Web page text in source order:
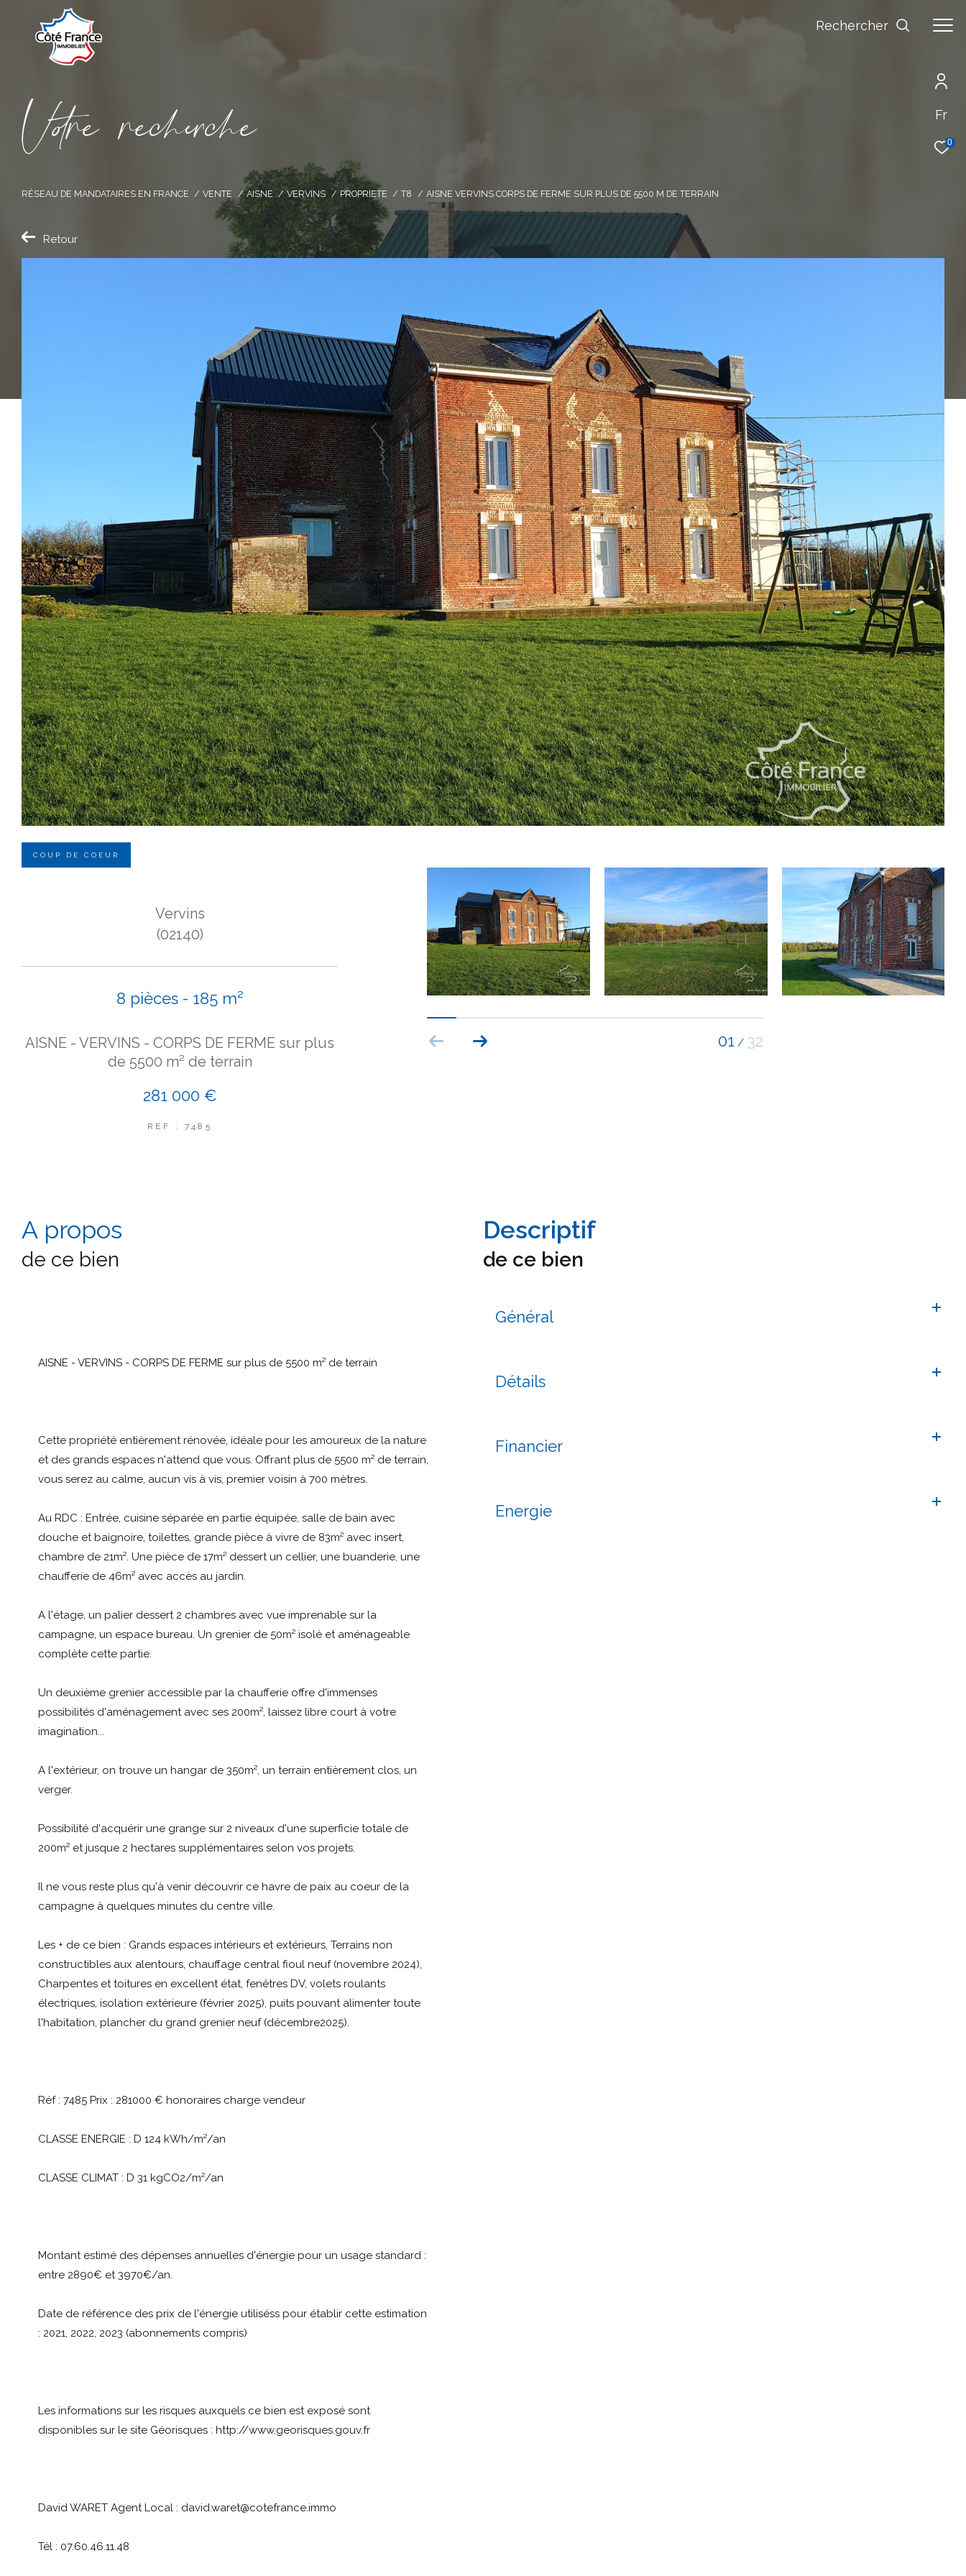
Fr
0
Rechercher
Vore recece
RÉSEAU DE MANDATAIRES EN FRANCE VENTE AISNE VERVINS PROPRIETE T8 AISNE VERVINS CORPS DE FERME SUR PLUS DE 5500 M DE TERRAIN
Retour
COUP DE COEUR
01 / 32
Vervins
(02140)
8 pièces - 185 m²
AISNE - VERVINS - CORPS DE FERME sur plus
de 5500 m² de terrain
281 000 €
REF : 7485
a propos
de ce bien
AISNE - VERVINS - CORPS DE FERME sur plus de 5500 m² de terrain
Cette propriété entièrement rénovée, idéale pour les amoureux de la nature
et des grands espaces n'attend que vous. Offrant plus de 5500 m² de terrain,
vous serez au calme, aucun vis à vis, premier voisin à 700 mètres.
Au RDC : Entrée, cuisine séparée en partie équipée, salle de bain avec
douche et baignoire, toilettes, grande pièce à vivre de 83m² avec insert,
chambre de 21m². Une pièce de 17m² dessert un cellier, une buanderie, une
chaufferie de 46m² avec accès au jardin.
A l'étage, un palier dessert 2 chambres avec vue imprenable sur la
campagne, un espace bureau. Un grenier de 50m² isolé et aménageable
complète cette partie.
Un deuxième grenier accessible par la chaufferie offre d'immenses
possibilités d'aménagement avec ses 200m², laissez libre court à votre
imagination...
A l'extérieur, on trouve un hangar de 350m², un terrain entièrement clos, un
verger.
Possibilité d'acquérir une grange sur 2 niveaux d'une superficie totale de
200m² et jusque 2 hectares supplémentaires selon vos projets.
Il ne vous reste plus qu'à venir découvrir ce havre de paix au coeur de la
campagne à quelques minutes du centre ville.
Les + de ce bien : Grands espaces intérieurs et extérieurs, Terrains non
constructibles aux alentours, chauffage central fioul neuf (novembre 2024),
Charpentes et toitures en excellent état, fenêtres DV, volets roulants
électriques, isolation extérieure (février 2025), puits pouvant alimenter toute
l'habitation, plancher du grand grenier neuf (décembre2025).
Réf : 7485 Prix : 281000 € honoraires charge vendeur
CLASSE ENERGIE : D 124 kWh/m²/an
CLASSE CLIMAT : D 31 kgCO2/m²/an
Montant estimé des dépenses annuelles d'énergie pour un usage standard :
entre 2890€ et 3970€/an.
Date de référence des prix de l'énergie utiliséss pour établir cette estimation
: 2021, 2022, 2023 (abonnements compris)
Les informations sur les risques auxquels ce bien est exposé sont
disponibles sur le site Géorisques : http://www.georisques.gouv.fr
David WARET Agent Local : david.waret@cotefrance.immo
Tél : 07.60.46.11.48
descriptif
de ce bien
Général
Détails
Financier
Energie